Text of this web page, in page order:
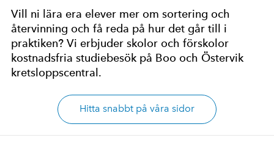
Vill ni lära era elever mer om sortering och
återvinning och få reda på hur det går till i
praktiken? Vi erbjuder skolor och förskolor
kostnadsfria studiebesök på Boo och Östervik
kretsloppscentral.
Hitta snabbt på våra sidor